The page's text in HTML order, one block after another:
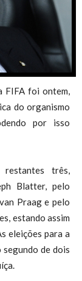
FIFA foi ontem,
do organismo
por isso
três,
Blatter, pelo
Praag e pelo
estando assim
eleições para a
de dois